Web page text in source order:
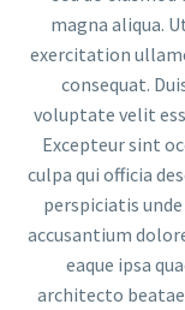
magna aliqua.
exercitation
consequat.
voluptate velit
Excepteur sint
culpa qui officia
perspiciatis
accusantium
eaque ipsa
architecto